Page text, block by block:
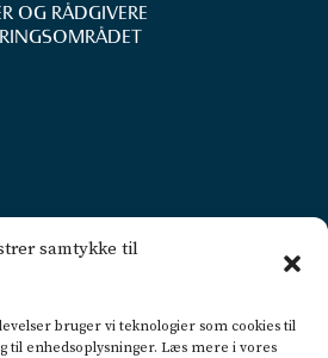
samtykke til
bruger vi teknologier som cookies til
til enhedsoplysninger. Læs mere i vores
OG RÅDGIVERE
2.th.